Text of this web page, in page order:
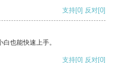
支持[0] 反对[0]
也能快速上手。
支持[0] 反对[0]